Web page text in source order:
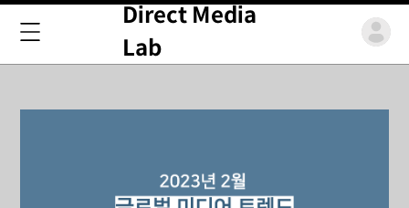
Direct Media
Lab